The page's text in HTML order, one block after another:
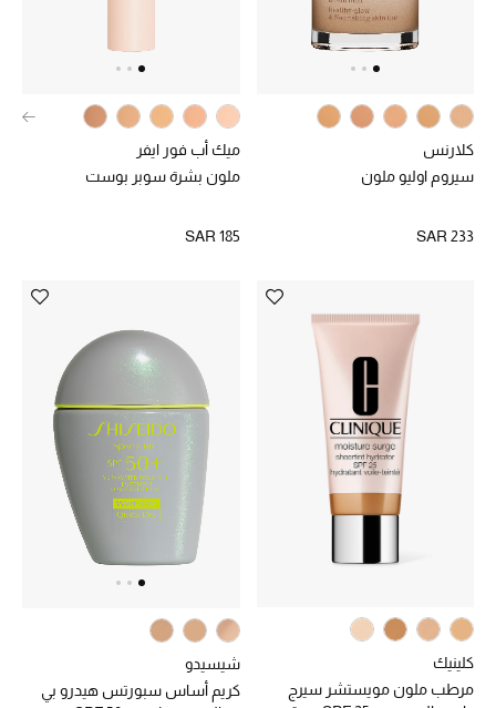
جميع الأحذية النسائية
جميع الحقائب النسائية
جميع الإكسسورات النسائية
الحقائب
الموسم الجديد
الحقائب النسائية
حقائب الأطفال
أبرز المصممين
كلارنس
سيروم اوليو ملون
SAR 233
ميك أب فور ايفر
ملون بشرة سوبر بوست
SAR 185
كلينيك
مرطب ملون مويستشر سيرج
شيسيدو
كريم أساس سبورتس هيدرو بي